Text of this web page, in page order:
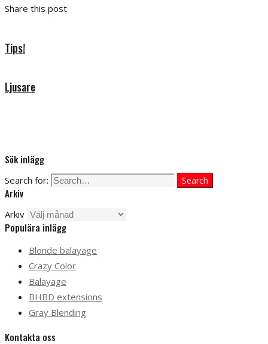
Share this post
Tips!
Ljusare
Sök inlägg
Search for: Search
Arkiv
Arkiv
Populära inlägg
Blonde balayage
Crazy Color
Balayage
BHBD extensions
Gray Blending
Kontakta oss